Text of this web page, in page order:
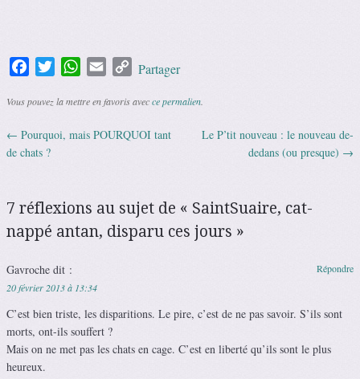
FacebookTwitterWhatsApp
Email Copy
Partager
Vous pouvez la mettre en favoris avecce permalien
Navigation des articles
← Pourquoi, mais POURQUOI tant
de chats ?
Le P’tit nouveau : le nouveau de-
dedans (ou presque) →
7 réflexions au sujet de « SaintSuaire, cat-
nappé antan, disparu ces jours »
Gavroche dit :
20 février 2013 à 13:34
C’est bien triste, les disparitions. Le pire, c’est de ne pas savoir. S’ils sont
morts, ont-ils souffert ?
Mais on ne met pas les chats en cage. C’est en liberté qu’ils sont le plus
heureux.
Répondre